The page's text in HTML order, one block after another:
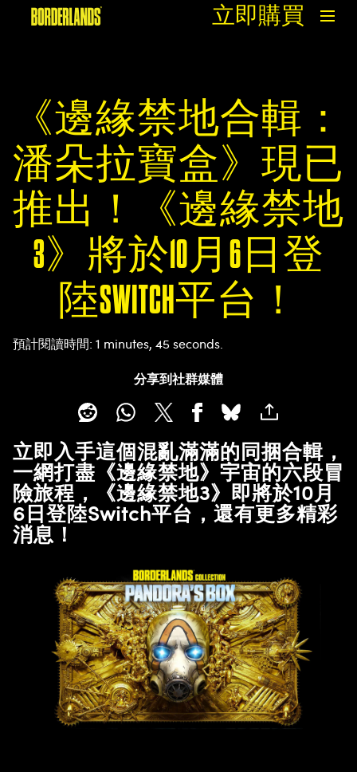
立即購買
《邊緣禁地合輯：
潘朵拉寶盒》現已
推出！《邊緣禁地
3》將於10月6日登
陸SWITCH平台！
預計閱讀時間 1 minutes, 45 seconds
分享到社群媒體
立即入手這個混亂滿滿的同捆合輯，
一網打盡《邊緣禁地》宇宙的六段冒
險旅程，《邊緣禁地3》即將於10月
6日登陸Switch平台，還有更多精彩
消息！